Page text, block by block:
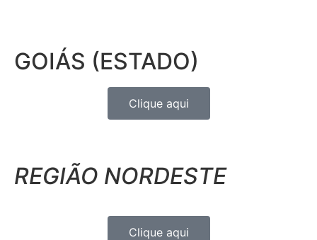
GOIÁS (ESTADO)
Clique aqui
REGIÃO NORDESTE
Clique aqui